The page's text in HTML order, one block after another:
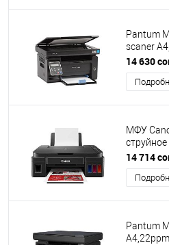
Pantum
scaner
400%,
14 630
МФУ
струйное
мин.
подача
14 714
Pantum